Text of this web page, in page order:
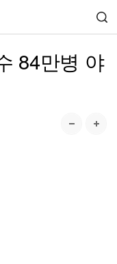
84만병 야